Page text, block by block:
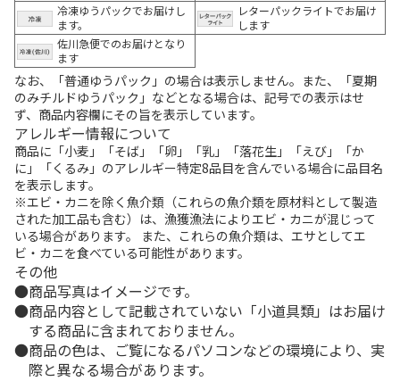
冷凍ゆうパックでお届けし
ます。
レターパックライトでお届け
します
佐川急便でのお届けとなり
ます
なお、「普通ゆうパック」の場合は表示しません。また、「夏期
のみチルドゆうパック」などとなる場合は、記号での表示はせ
ず、商品内容欄にその旨を表示しています。
アレルギー情報について
商品に「小麦」「そば」「卵」「乳」「落花生」「えび」「か
に」「くるみ」のアレルギー特定8品目を含んでいる場合に品目名
を表示します。
※エビ・カニを除く魚介類（これらの魚介類を原材料として製造
された加工品も含む）は、漁獲漁法によりエビ・カニが混じって
いる場合があります。 また、これらの魚介類は、エサとしてエ
ビ・カニを食べている可能性があります。
その他
商品写真はイメージです。
商品内容として記載されていない「小道具類」はお届け
する商品に含まれておりません。
商品の色は、ご覧になるパソコンなどの環境により、実
際と異なる場合があります。